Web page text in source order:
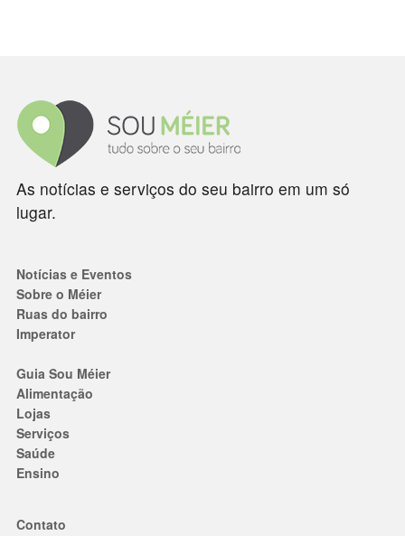
As notícias e serviços do seu bairro em um só
lugar.
Notícias e Eventos
Sobre o Méier
Ruas do bairro
Imperator
Guia Sou Méier
Alimentação
Lojas
Serviços
Saúde
Ensino
Contato